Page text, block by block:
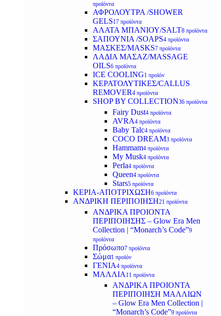
προϊόντα
ΑΦΡΟΛΟΥΤΡΑ /SHOWER
GELS17 προϊόντα
ΑΛΑΤΑ ΜΠΑΝΙΟΥ/SALT8 προϊόντα
ΣΑΠΟΥΝΙΑ /SOAPS4 προϊόντα
ΜΑΣΚΕΣ/MASKS7 προϊόντα
ΛΑΔΙΑ ΜΑΣΑΖ/MASSAGE
OILS6 προϊόντα
ICE COOLING1 προϊόν
ΚΕΡΑΤΟΛΥΤΙΚΕΣ/CALLUS
REMOVER4 προϊόντα
SHOP BY COLLECTION36 προϊόντα
Fairy Dust4 προϊόντα
AVRA4 προϊόντα
Baby Talc4 προϊόντα
COCO DREAM3 προϊόντα
Hammam4 προϊόντα
My Musk4 προϊόντα
Perla4 προϊόντα
Queen4 προϊόντα
Stars5 προϊόντα
ΚΕΡΙΑ-ΑΠΟΤΡΙΧΩΣΗ6 προϊόντα
ΑΝΔΡΙΚΗ ΠΕΡΙΠΟΙΗΣΗ21 προϊόντα
ΑΝΔΡΙΚΑ ΠΡΟΙΟΝΤΑ
ΠΕΡΙΠΟΙΗΣΗΣ – Glow Era Men
Collection | “Monarch’s Code”9
προϊόντα
Πρόσωπο7 προϊόντα
Σώμα1 προϊόν
ΓΕΝΙΑ4 προϊόντα
ΜΑΛΛΙΑ 11 προϊόντα
ΑΝΔΡΙΚΑ ΠΡΟΙΟΝΤΑ
ΠΕΡΙΠΟΙΗΣΗ ΜΑΛΛΙΩΝ
– Glow Era Men Collection |
“Monarch’s Code”9 προϊόντα